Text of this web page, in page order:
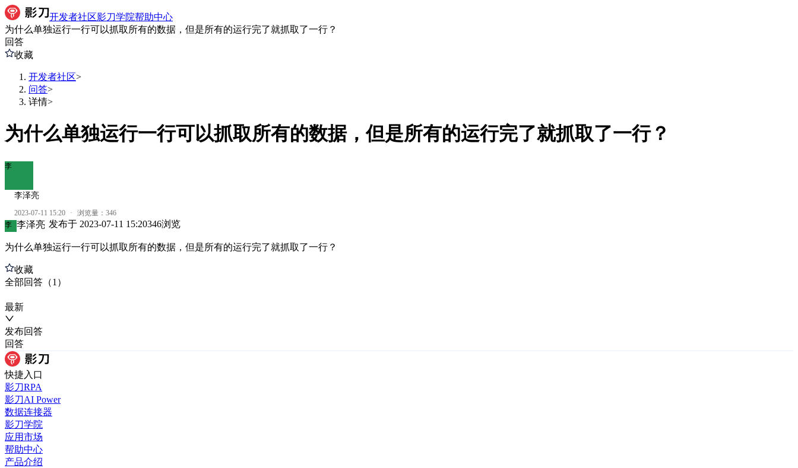
开发者社区影刀学院帮助中心
为什么单独运行一行可以抓取所有的数据，但是所有的运行完了就抓取了一行？
回答
收藏
开发者社区>
问答>
详情>
为什么单独运行一行可以抓取所有的数据，但是所有的运行完了就抓取了一行？
李
李泽亮
2023-07-11 15:20 · 浏览量： 346
李 李泽亮 发布于 2023-07-11 15:20346浏览
为什么单独运行一行可以抓取所有的数据，但是所有的运行完了就抓取了一行？
收藏
全部回答 （1 ）
最新
发布回答
回答
快捷入口
影刀RPA
影刀AI Power
数据连接器
影刀学院
应用市场
帮助中心
产品介绍